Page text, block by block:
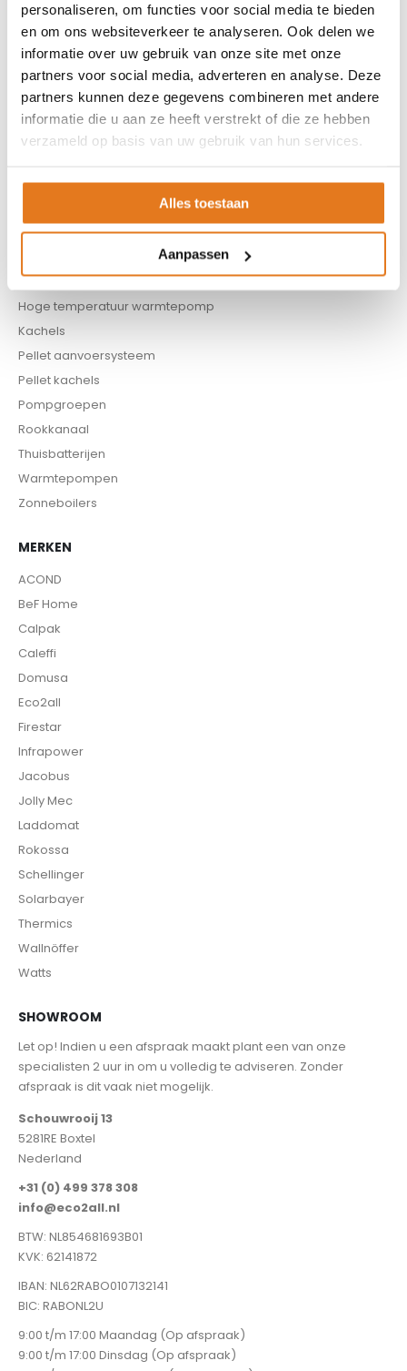
personaliseren, om functies voor social media te bieden
en om ons websiteverkeer te analyseren. Ook delen we
informatie over uw gebruik van onze site met onze
partners voor social media, adverteren en analyse. Deze
partners kunnen deze gegevens combineren met andere
informatie die u aan ze heeft verstrekt of die ze hebben
verzameld op basis van uw gebruik van hun services.
Alles toestaan
Aanpassen
Partner Locator
Contact
ASSORTIMENT
Appendages
Biomassa ketels
Buffervaten
CV haard
Infrarood panelen
Hoge temperatuur warmtepomp
Kachels
Pellet aanvoersysteem
Pellet kachels
Pompgroepen
Rookkanaal
Thuisbatterijen
Warmtepompen
Zonneboilers
MERKEN
ACOND
BeF Home
Calpak
Caleffi
Domusa
Eco2all
Firestar
Infrapower
Jacobus
Jolly Mec
Laddomat
Rokossa
Schellinger
Solarbayer
Thermics
Wallnöffer
Watts
SHOWROOM
Let op! Indien u een afspraak maakt plant een van onze
specialisten 2 uur in om u volledig te adviseren. Zonder
afspraak is dit vaak niet mogelijk.
Schouwrooij 13
5281RE Boxtel
Nederland
+31 (0) 499 378 308
info@eco2all.nl
BTW: NL854681693B01
KVK: 62141872
IBAN: NL62RABO0107132141
BIC: RABONL2U
9:00 t/m 17:00 Maandag (Op afspraak)
9:00 t/m 17:00 Dinsdag (Op afspraak)